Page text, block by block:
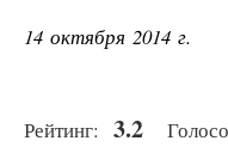
14 октября 2014 г.
Рейтинг: 3.2